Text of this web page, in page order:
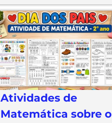
Atividades de
Matemática sobre o